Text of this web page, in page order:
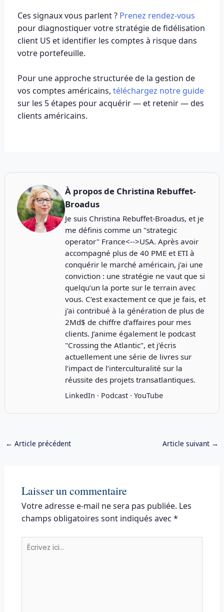
Ces signaux vous parlent ? Prenez rendez-vous
pour diagnostiquer votre stratégie de fidélisation
client US et identifier les comptes à risque dans
votre portefeuille.
Pour une approche structurée de la gestion de
vos comptes américains, téléchargez notre guide
sur les 5 étapes pour acquérir — et retenir — des
clients américains.
À propos de Christina Rebuffet-
Broadus
Je suis Christina Rebuffet-Broadus, et je
me définis comme un "strategic
operator" France<-->USA. Après avoir
accompagné plus de 40 PME et ETI à
conquérir le marché américain, j’ai une
conviction : une stratégie ne vaut que si
quelqu’un la porte sur le terrain avec
vous. C’est exactement ce que je fais, et
j’ai contribué à la génération de plus de
2Md$ de chiffre d’affaires pour mes
clients. J’anime également le podcast
"Crossing the Atlantic", et j’écris
actuellement une série de livres sur
l’impact de l’interculturalité sur la
réussite des projets transatlantiques.
LinkedIn · Podcast· YouTube
← Article précédent Article suivant →
Laisser un commentaire
Votre adresse e-mail ne sera pas publiée. Les
champs obligatoires sont indiqués avec *
Écrivez